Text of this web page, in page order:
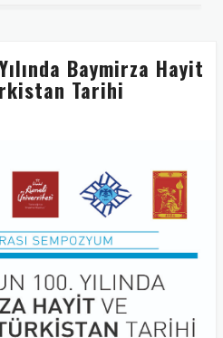
Baymirza Hayit
Tarihi